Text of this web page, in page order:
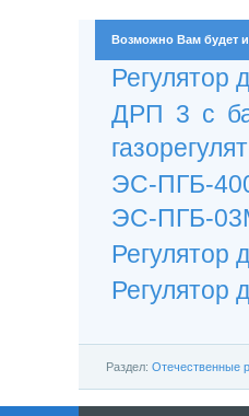
Возможно Вам будет
Регулятор
ДРП 3 с
ЭС-ПГБ-
ЭС-ПГБ-
Регулятор
Регулятор
Раздел: Отечественные